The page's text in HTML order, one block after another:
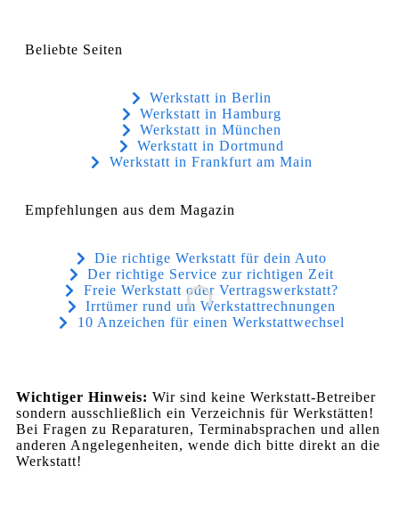
Beliebte Seiten
Werkstatt in Berlin
Werkstatt in Hamburg
Werkstatt in München
Werkstatt in Dortmund
Werkstatt in Frankfurt am Main
Empfehlungen aus dem Magazin
Die richtige Werkstatt für dein Auto
Der richtige Service zur richtigen Zeit
Freie Werkstatt oder Vertragswerkstatt?
Irrtümer rund um Werkstattrechnungen
10 Anzeichen für einen Werkstattwechsel
Wichtiger Hinweis: Wir sind keine Werkstatt-Betreiber
sondern ausschließlich ein Verzeichnis für Werkstätten!
Bei Fragen zu Reparaturen, Terminabsprachen und allen
anderen Angelegenheiten, wende dich bitte direkt an die
Werkstatt!